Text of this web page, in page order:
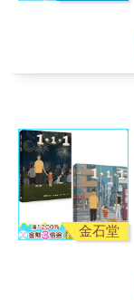
金石堂